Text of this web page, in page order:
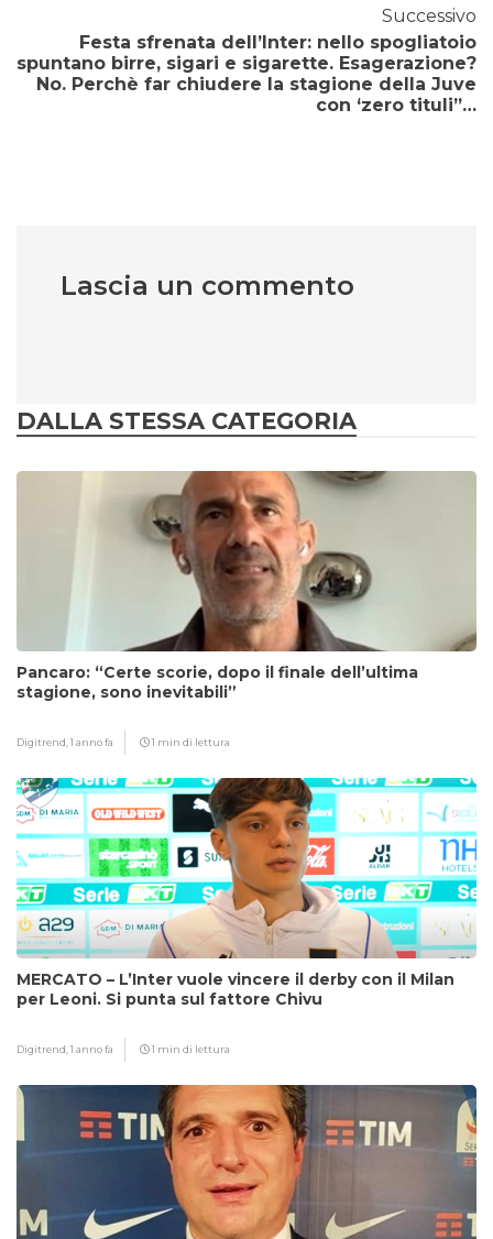
Successivo
Festa sfrenata dell’Inter: nello spogliatoio
spuntano birre, sigari e sigarette. Esagerazione?
No. Perchè far chiudere la stagione della Juve
con ‘zero tituli”…
Lascia un commento
DALLA STESSA CATEGORIA
Pancaro: “Certe scorie, dopo il finale dell’ultima
stagione, sono inevitabili”
Digitrend,1 anno fa 1 min di lettura
MERCATO – L’Inter vuole vincere il derby con il Milan
per Leoni. Si punta sul fattore Chivu
Digitrend,1 anno fa 1 min di lettura